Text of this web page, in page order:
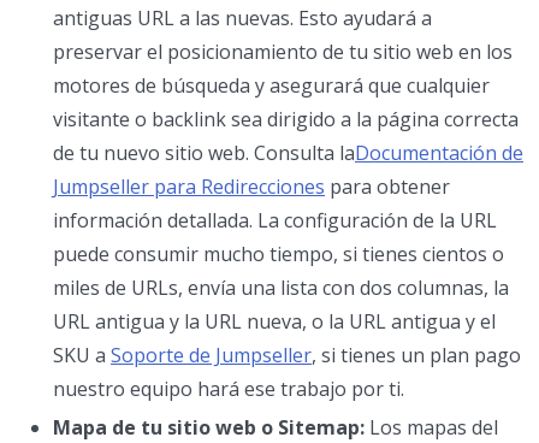
antiguas URL a las nuevas. Esto ayudará a
preservar el posicionamiento de tu sitio web en los
motores de búsqueda y asegurará que cualquier
visitante o backlink sea dirigido a la página correcta
de tu nuevo sitio web. Consulta laDocumentación de
Jumpseller para Redirecciones para obtener
información detallada. La configuración de la URL
puede consumir mucho tiempo, si tienes cientos o
miles de URLs, envía una lista con dos columnas, la
URL antigua y la URL nueva, o la URL antigua y el
SKU a Soporte de Jumpseller, si tienes un plan pago
nuestro equipo hará ese trabajo por ti.
Mapa de tu sitio web o Sitemap: Los mapas del